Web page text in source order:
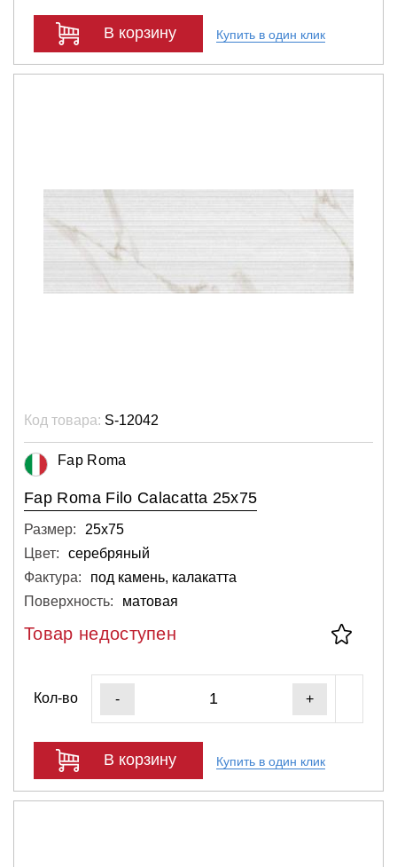
В корзину Купить в один клик
Код товара: S-12042
Fap Roma
Fap Roma Filo Calacatta 25x75
Размер:
25х75
Цвет:
серебряный
Фактура:
под камень, калакатта
Поверхность:
матовая
Товар недоступен
Кол-во - +
В корзину Купить в один клик